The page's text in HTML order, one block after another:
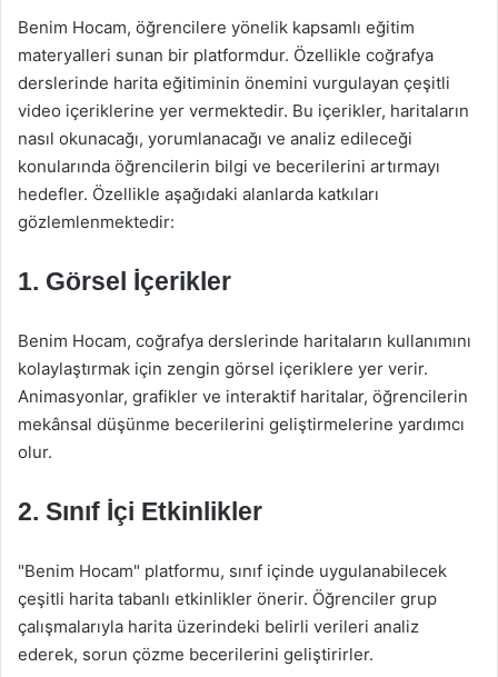
Benim Hocam, öğrencilere yönelik kapsamlı eğitim
materyalleri sunan bir platformdur. Özellikle coğrafya
derslerinde harita eğitiminin önemini vurgulayan çeşitli
video içeriklerine yer vermektedir. Bu içerikler, haritaların
nasıl okunacağı, yorumlanacağı ve analiz edileceği
konularında öğrencilerin bilgi ve becerilerini artırmayı
hedefler. Özellikle aşağıdaki alanlarda katkıları
gözlemlenmektedir:
1. Görsel İçerikler
Benim Hocam, coğrafya derslerinde haritaların kullanımını
kolaylaştırmak için zengin görsel içeriklere yer verir.
Animasyonlar, grafikler ve interaktif haritalar, öğrencilerin
mekânsal düşünme becerilerini geliştirmelerine yardımcı
olur.
2. Sınıf İçi Etkinlikler
"Benim Hocam" platformu, sınıf içinde uygulanabilecek
çeşitli harita tabanlı etkinlikler önerir. Öğrenciler grup
çalışmalarıyla harita üzerindeki belirli verileri analiz
ederek, sorun çözme becerilerini geliştirirler.